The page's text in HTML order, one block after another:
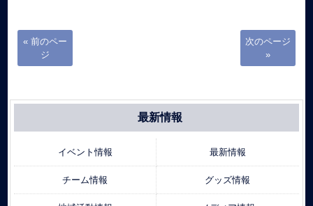
« 前のペー
ジ
次のページ
»
最新情報
イベント情報 最新情報
チーム情報 グッズ情報